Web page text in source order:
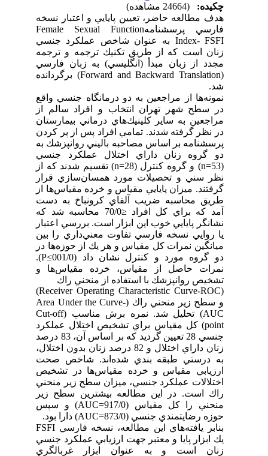
چکیده:
هدف مطالعه حاضر، تعيين پايايي و اعتبار نسخه
فارسي پرسشنامهFemale Sexual Function
Index- FSFI به عنوان شاخص عملكرد جنسي
زنان است كه از طريق تكنيك ترجمه و ترجمه
مجدد از زبان مبدأ (انگليسي) به زبان فارسي
(Forward and Backward Translation) برگردانده
شد.
نمونه‌ها از مراجعين به دو درمانگاه جنسي واقع
در سطح شهر تهران انتخاب و افراد سالم از
مراجعين به ساير كلينيك‌هاي درماني بيمارستان
در نظر گرفته شدند. تمامي افراد پس از پر كردن
پرسشنامه بر اساس مصاحبه باليني روانپزشك به
دو گروه زنان داراي اختلال عملكرد جنسي
(53=n) و گروه كنترل (28=n) تقسيم شدند كه از
نظر سني و تحصيلات مورد همسان‌سازي قرار
گرفتند. ميزان پايايي مقياس و خرده مقياس‌ها از
طريق محاسبه ضريب آلفاي كرونباخ به دست
آمد كه براي كل افراد ≤70/0 محاسبه شد كه
نشانگر پايايي خوب اين ابزار است. بررسي اعتبار
يا روايي نسخه فارسي تفاوت معني‌داري را بين
ميانگين نمرات كل مقياس و هر يك از حوزه‌ها در
دو گروه مورد و كنترل نشان داد (001/0≥P).
نمرات حاصل از مقياس، خرده مقياس‌ها و
تشخيص روانپزشك با استفاده از منحني راك
(Receiver Operating Characteristic Curve-ROC)
و سطح زير منحني راك (Area Under the Curve-
AUC) تحليل شد. نمره برش مناسب (Cut-off
point) كل مقياس براي تشخيص اختلال عملكرد
جنسي 28 تعيين گرديد كه بر اساس آن، 83 درصد
زنان داراي اختلال و 82 درصد زنان بدون اختلال،
به درستي طبقه بندي شده‌اند. شاخص صحت
ارزيابي مقياس و خرده مقياس‌ها در تشخيص
اختلالات عملكرد جنسي، ميزان سطح زير منحني
راك است. در اين مطالعه بيشترين سطح زير
منحني را كل مقياس (917/0=AUC) و سپس
حوزه رضايتمندي جنسي (873/0=AUC) دارا بود.
بنابر يافته‌هاي اين مطالعه، نسخه فارسي FSFI
يك ابزار پايا و معتبر جهت ارزيابي عملكرد جنسي
زنان است و به عنوان ابزار غربالگري